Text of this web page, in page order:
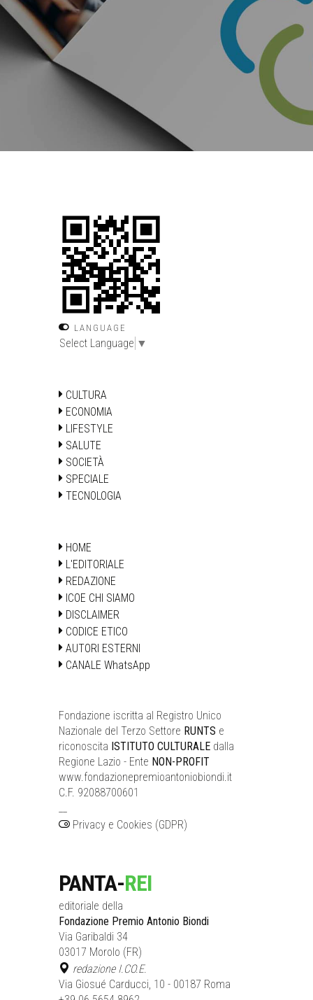
LANGUAGE
Select Language ▼
CULTURA
ECONOMIA
LIFESTYLE
SALUTE
SOCIETÀ
SPECIALE
TECNOLOGIA
HOME
L'EDITORIALE
REDAZIONE
ICOE CHI SIAMO
DISCLAIMER
CODICE ETICO
AUTORI ESTERNI
CANALE WhatsApp
Fondazione iscritta al Registro Unico
Nazionale del Terzo Settore RUNTS e
riconoscita ISTITUTO CULTURALE dalla
Regione Lazio - Ente NON-PROFIT
www.fondazionepremioantoniobiondi.it
C.F. 92088700601
Privacy e Cookies (GDPR)
PANTA-REI
editoriale della
Fondazione Premio Antonio Biondi
Via Garibaldi 34
03017 Morolo (FR)
redazione I.CO.E.
Via Giosué Carducci, 10 - 00187 Roma